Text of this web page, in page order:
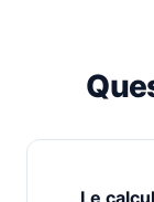
Le